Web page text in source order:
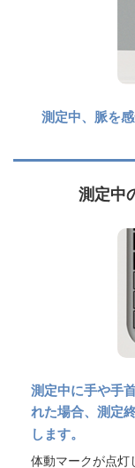
測定中、脈を
測定中
測定中に手や手
れた場合、測定
します。
体動マークが点灯